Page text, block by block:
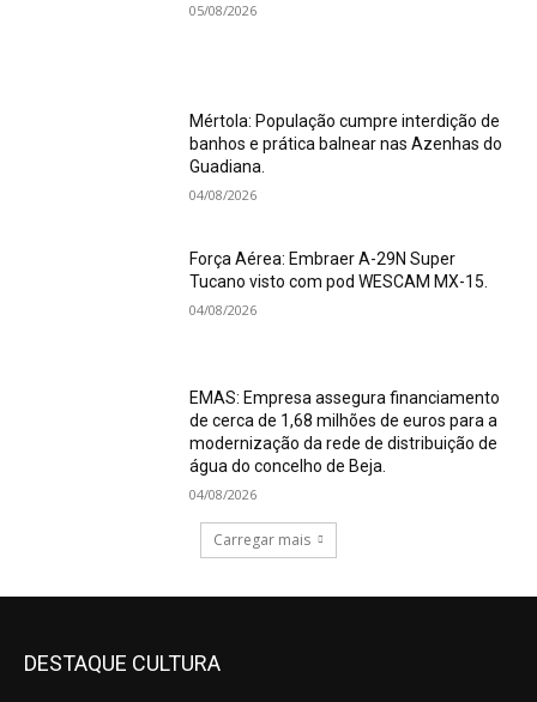
05/08/2026
Mértola: População cumpre interdição de
banhos e prática balnear nas Azenhas do
Guadiana.
04/08/2026
Força Aérea: Embraer A-29N Super
Tucano visto com pod WESCAM MX-15.
04/08/2026
EMAS: Empresa assegura financiamento
de cerca de 1,68 milhões de euros para a
modernização da rede de distribuição de
água do concelho de Beja.
04/08/2026
Carregar mais
DESTAQUE CULTURA